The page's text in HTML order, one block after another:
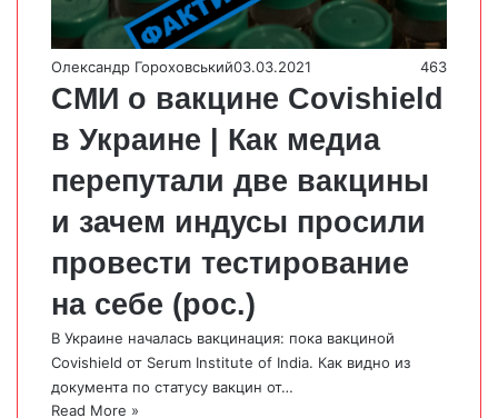
Олександр Гороховський03.03.2021 463
СМИ о вакцине Сovishield
в Украине | Как медиа
перепутали две вакцины
и зачем индусы просили
провести тестирование
на себе (рос.)
В Украине началась вакцинация: пока вакциной
Covishield от Serum Institute of India. Как видно из
документа по статусу вакцин от…
Read More »